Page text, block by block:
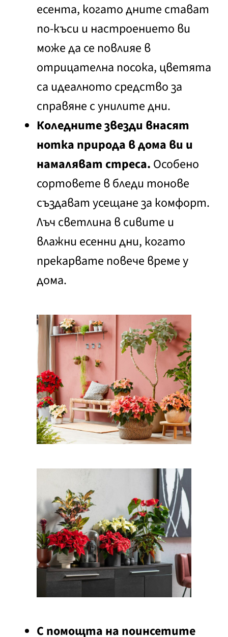
есента, когато дните стават
по-къси и настроението ви
може да се повлияе в
отрицателна посока, цветята
са идеалното средство за
справяне с унилите дни.
Коледните звезди внасят
нотка природа в дома ви и
намаляват стреса. Особено
сортовете в бледи тонове
създават усещане за комфорт.
Лъч светлина в сивите и
влажни есенни дни, когато
прекарвате повече време у
дома.
С помощта на поинсетите